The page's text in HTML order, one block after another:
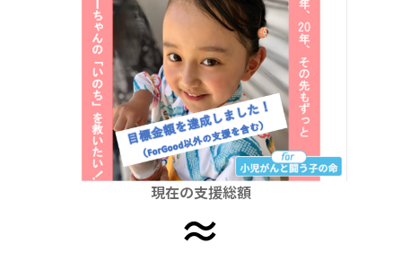
四国
九州・沖縄
栃木 群馬 埼玉 千葉 東京
富山 石川 福井 山梨 長野
滋賀 京都 大阪 兵庫 奈良
島根 岡山 広島 山口
現在の支援総額
≈